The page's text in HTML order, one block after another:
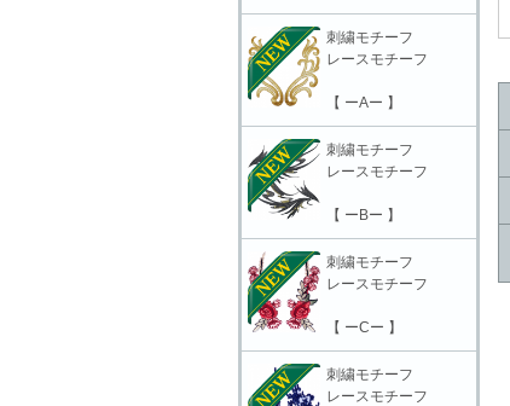
刺繍モチーフ
レースモチーフ
【 ーAー 】
刺繍モチーフ
レースモチーフ
【 ーBー 】
刺繍モチーフ
レースモチーフ
【 ーCー 】
刺繍モチーフ
レースモチーフ